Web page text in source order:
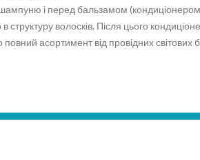
і перед бальзамом
структуру волосків. Після цього
асортимент від провідних світових